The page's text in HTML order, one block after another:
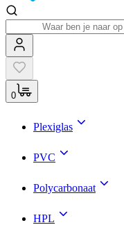
0
Plexiglas
PVC
Polycarbonaat
HPL